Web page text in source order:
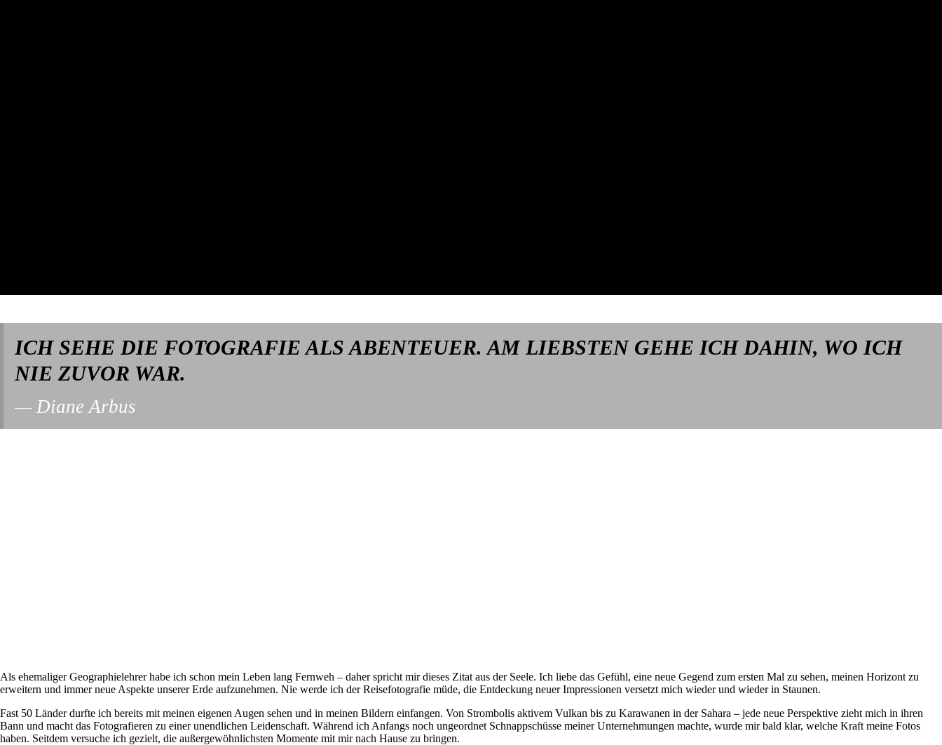
ICH SEHE DIE FOTOGRAFIE ALS ABENTEUER. AM LIEBSTEN GEHE ICH DAHIN, WO ICH
NIE ZUVOR WAR.
Diane Arbus
Als ehemaliger Geographielehrer habe ich schon mein Leben lang Fernweh – daher spricht mir dieses Zitat aus der Seele. Ich liebe das Gefühl, eine neue Gegend zum ersten Mal zu sehen, meinen Horizont zu
erweitern und immer neue Aspekte unserer Erde aufzunehmen. Nie werde ich der Reisefotografie müde, die Entdeckung neuer Impressionen versetzt mich wieder und wieder in Staunen.
Fast 50 Länder durfte ich bereits mit meinen eigenen Augen sehen und in meinen Bildern einfangen. Von Strombolis aktivem Vulkan bis zu Karawanen in der Sahara – jede neue Perspektive zieht mich in ihren
Bann und macht das Fotografieren zu einer unendlichen Leidenschaft. Während ich Anfangs noch ungeordnet Schnappschüsse meiner Unternehmungen machte, wurde mir bald klar, welche Kraft meine Fotos
haben. Seitdem versuche ich gezielt, die außergewöhnlichsten Momente mit mir nach Hause zu bringen.